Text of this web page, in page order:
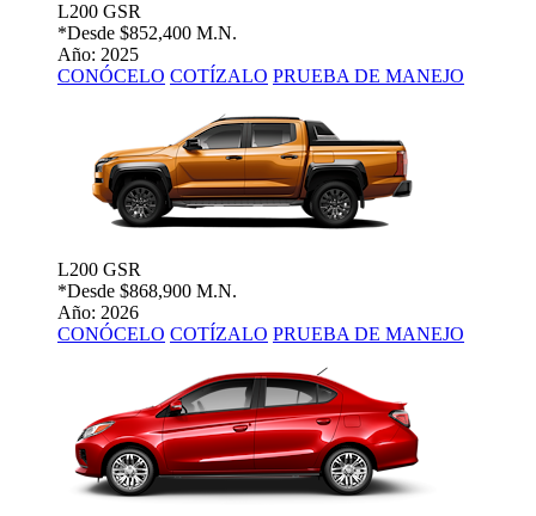
L200 GSR
*Desde $852,400 M.N.
Año: 2025
CONÓCELO COTÍZALO PRUEBA DE MANEJO
L200 GSR
*Desde $868,900 M.N.
Año: 2026
CONÓCELO COTÍZALO PRUEBA DE MANEJO